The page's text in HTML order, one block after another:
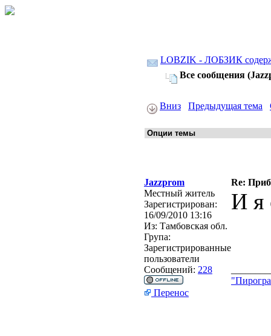
LOBZIK - ЛОБЗИК
Все сообщения
Вниз Предыдущая тема
Jazzprom
Re:
Местный житель
Зарегистрирован:
16/09/2010 13:16
Из: Тамбовская обл.
Група:
Зарегистрированные
пользователи
Сообщений: 228
И я
Перенос